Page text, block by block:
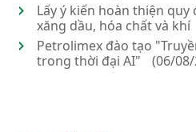
Lấy ý kiến hoàn thiện
xăng dầu, hóa chất và khí
Petrolimex đào tạo
trong thời đại AI"
(06/